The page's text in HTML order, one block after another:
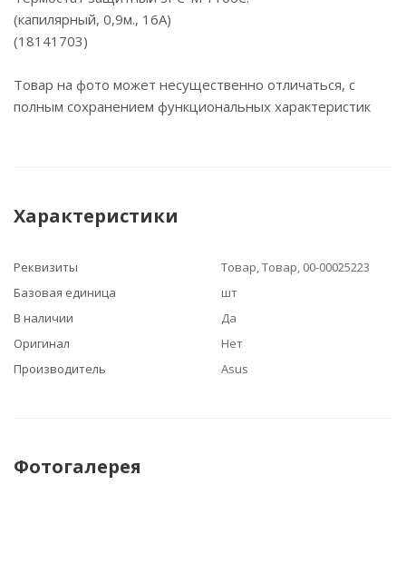
(капилярный, 0,9м., 16А)
(18141703)
Товар на фото может несущественно отличаться, с
полным сохранением функциональных характеристик
Характеристики
Реквизиты
Товар, Товар, 00-00025223
Базовая единица
шт
В наличии
Да
Оригинал
Нет
Производитель
Asus
Фотогалерея